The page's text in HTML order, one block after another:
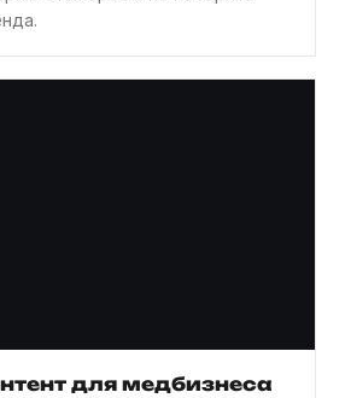
для медбизнеса